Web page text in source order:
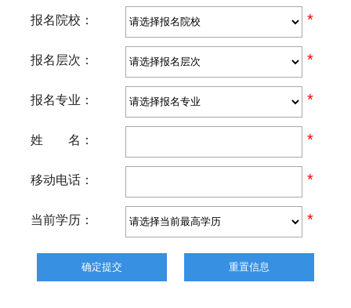
报名院校： *
报名层次： *
报名专业： *
姓 名： *
移动电话： *
当前学历： *